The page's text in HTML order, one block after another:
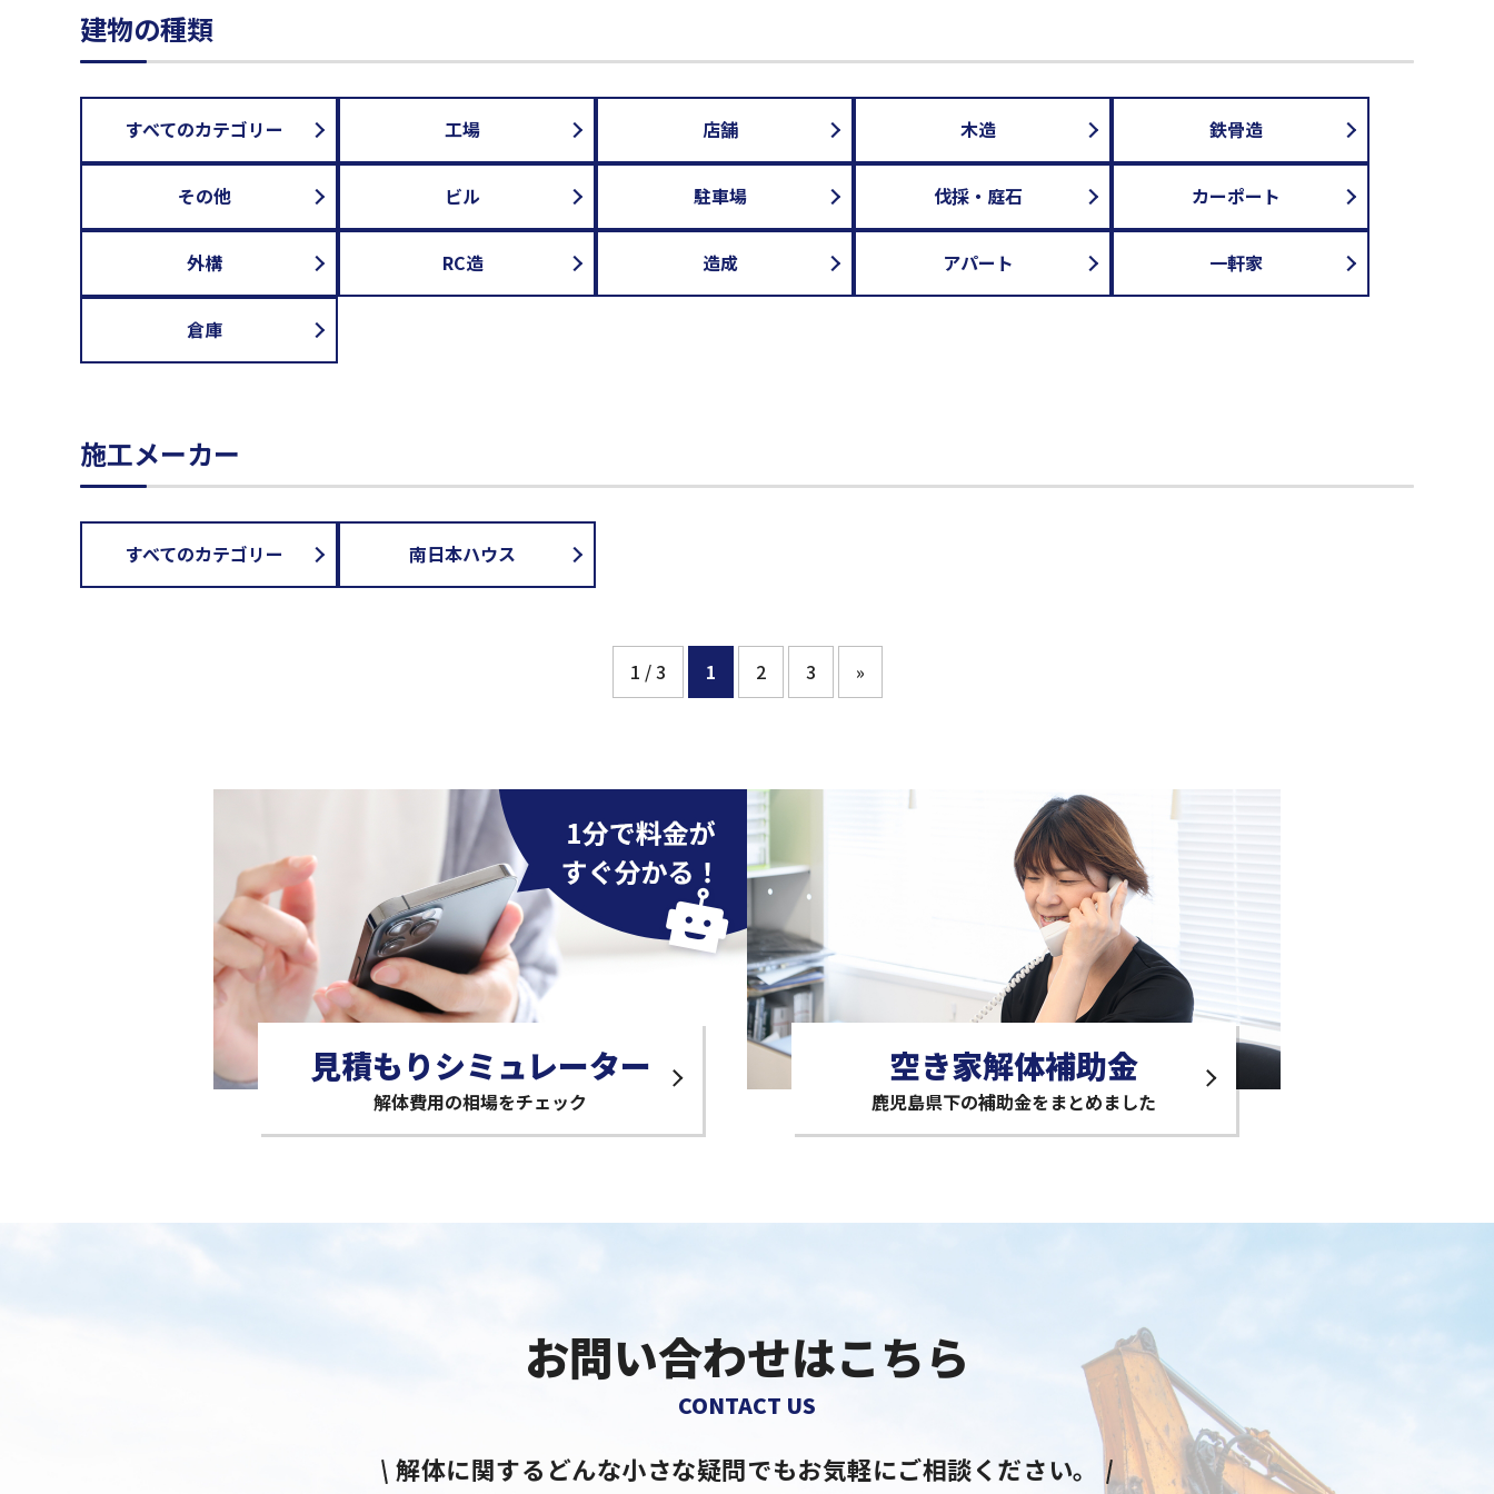
建物の種類
すべてのカテゴリー 工場 店舗 木造 鉄骨造
その他 ビル 駐車場 伐採・庭石 カーポート
外構 RC造 造成 アパート 一軒家
倉庫
施工メーカー
すべてのカテゴリー 南日本ハウス
1 / 3 1 2 3 »
見積もりシミュレーター
解体費用の相場をチェック
空き家解体補助金
鹿児島県下の補助金をまとめました
お問い合わせはこちら
CONTACT US
解体に関するどんな小さな疑問でもお気軽にご相談ください。